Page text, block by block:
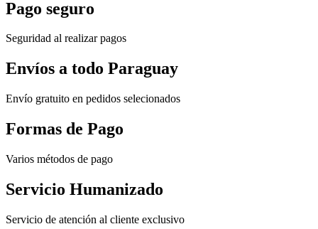
Pago seguro
Seguridad al realizar pagos
Envíos a todo Paraguay
Envío gratuito en pedidos selecionados
Formas de Pago
Varios métodos de pago
Servicio Humanizado
Servicio de atención al cliente exclusivo